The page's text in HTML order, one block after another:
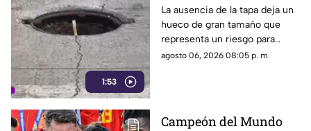
1:53
en avenida Miguel
López de Legaspi
La ausencia de la tapa deja un
hueco de gran tamaño que
representa un riesgo para
automovilistas, motociclistas,
agosto 06, 2026 08:05 p. m.
Campeón del Mundo